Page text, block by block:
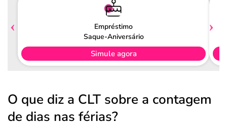
Empréstimo
Saque-Aniversário
Simule agora
O que diz a CLT sobre a contagem
de dias nas férias?